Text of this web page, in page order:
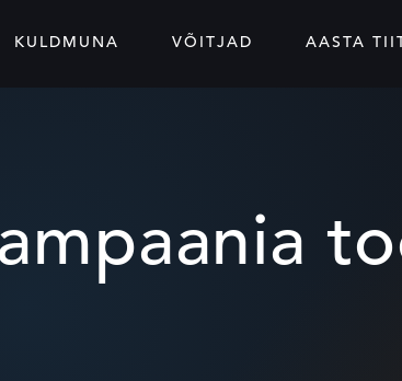
KULDMUNA VÕITJAD AASTA